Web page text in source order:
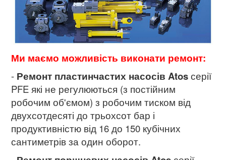
Ми маємо можливість виконати ремонт:
- Ремонт пластинчастих насосів Atosсерії
PFE які не регулюються (з постійним
робочим об'ємом) з робочим тиском від
двухсотдесяті до трьохсот бар і
продуктивністю від 16 до 150 кубічних
сантиметрів за один оборот.